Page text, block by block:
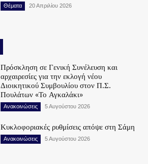
Θέματα 20 Απριλίου 2026
Πρόσκληση σε Γενική Συνέλευση και
αρχαιρεσίες για την εκλογή νέου
Διοικητικού Συμβουλίου στον Π.Σ.
Πουλάτων «Το Αγκαλάκι»
Ανακοινώσεις 5 Αυγούστου 2026
Κυκλοφοριακές ρυθμίσεις απόψε στη Σάμη
Ανακοινώσεις 5 Αυγούστου 2026